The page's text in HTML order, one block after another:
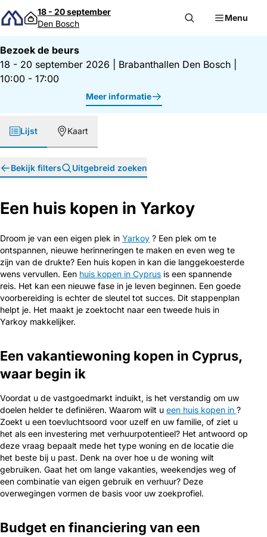
Direct naar inhoud
18 - 20 september
Den Bosch
Menu
Bezoek de beurs
18 - 20 september 2026
Brabanthallen Den Bosch
10:00 - 17:00
Meer informatie
Lijst Kaart
Bekijk filters Uitgebreid zoeken
Een huis kopen in Yarkoy
Droom je van een eigen plek in Yarkoy ? Een plek om te
ontspannen, nieuwe herinneringen te maken en even weg te
zijn van de drukte? Een huis kopen in kan die langgekoesterde
wens vervullen. Een huis kopen in Cyprus is een spannende
reis. Het kan een nieuwe fase in je leven beginnen. Een goede
voorbereiding is echter de sleutel tot succes. Dit stappenplan
helpt je. Het maakt je zoektocht naar een tweede huis in
Yarkoy makkelijker.
Een vakantiewoning kopen in Cyprus,
waar begin ik
Voordat u de vastgoedmarkt induikt, is het verstandig om uw
doelen helder te definiëren. Waarom wilt u een huis kopen in ?
Zoekt u een toevluchtsoord voor uzelf en uw familie, of ziet u
het als een investering met verhuurpotentieel? Het antwoord op
deze vraag bepaalt mede het type woning en de locatie die
het beste bij u past. Denk na over hoe u de woning wilt
gebruiken. Gaat het om lange vakanties, weekendjes weg of
een combinatie van eigen gebruik en verhuur? Deze
overwegingen vormen de basis voor uw zoekprofiel.
Budget en financiering van een